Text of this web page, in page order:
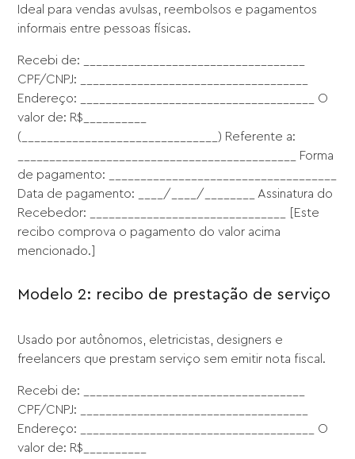
Ideal para vendas avulsas, reembolsos e pagamentos
informais entre pessoas físicas.
Recebi de: ___________________________________
CPF/CNPJ: ____________________________________
Endereço: _____________________________________ O
valor de: R$__________
(_______________________________) Referente a:
____________________________________________ Forma
de pagamento: ____________________________________
Data de pagamento: ____/____/________ Assinatura do
Recebedor: _______________________________ [Este
recibo comprova o pagamento do valor acima
mencionado.]
Modelo 2: recibo de prestação de serviço
Usado por autônomos, eletricistas, designers e
freelancers que prestam serviço sem emitir nota fiscal.
Recebi de: ___________________________________
CPF/CNPJ: ____________________________________
Endereço: _____________________________________ O
valor de: R$__________